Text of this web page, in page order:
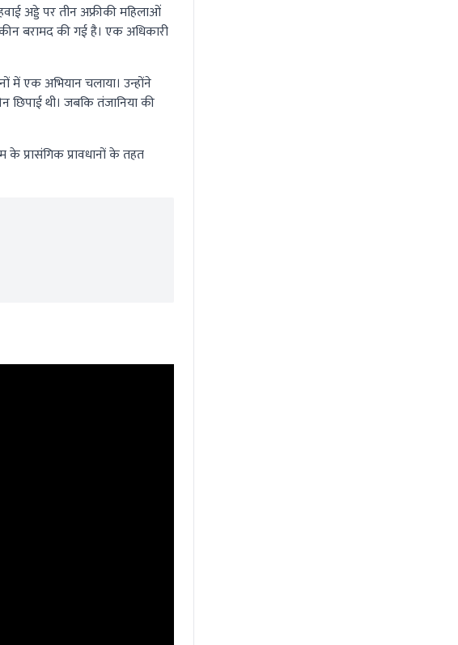
अड्डे पर तीन अफ्रीकी महिलाओं
बरामद की गई है। एक अधिकारी
में एक अभियान चलाया। उन्होंने
छिपाई थी। जबकि तंजानिया की
प्रासंगिक प्रावधानों के तहत